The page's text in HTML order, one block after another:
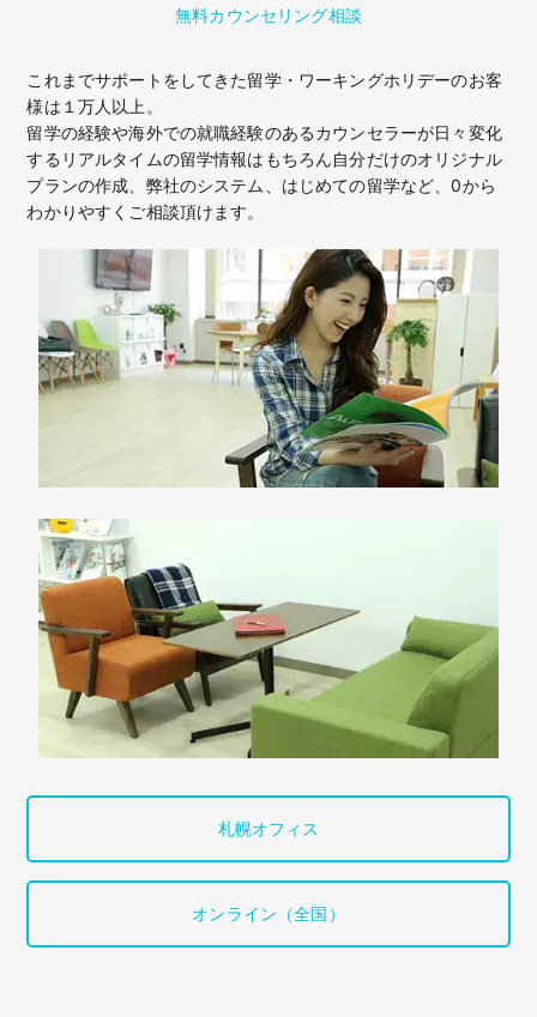
無料カウンセリング相談
これまでサポートをしてきた留学・ワーキングホリデーのお客
様は１万人以上。
留学の経験や海外での就職経験のあるカウンセラーが日々変化
するリアルタイムの留学情報はもちろん自分だけのオリジナル
プランの作成、弊社のシステム、はじめての留学など、0から
わかりやすくご相談頂けます。
札幌オフィス
オンライン（全国）